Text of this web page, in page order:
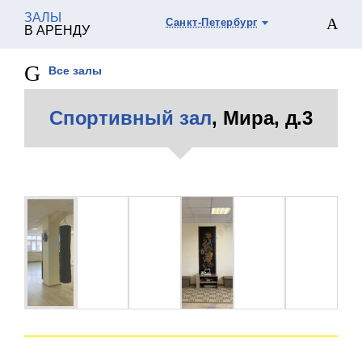
ЗАЛЫ
В АРЕНДУ
Санкт-Петербург
Все залы
Спортивный зал, Мира, д.3